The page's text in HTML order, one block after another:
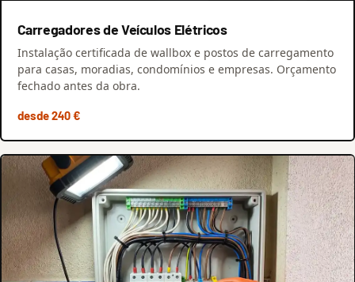
Carregadores de Veículos Elétricos
Instalação certificada de wallbox e postos de carregamento
para casas, moradias, condomínios e empresas. Orçamento
fechado antes da obra.
desde 240 €